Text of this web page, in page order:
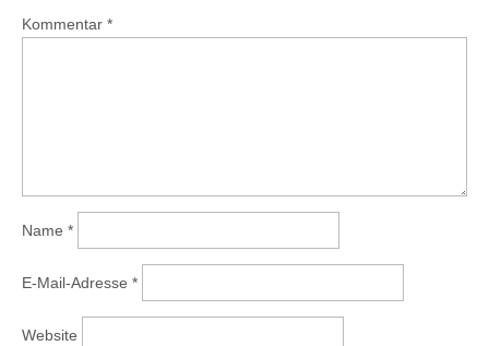
Kommentar *
Name *
E-Mail-Adresse *
Website